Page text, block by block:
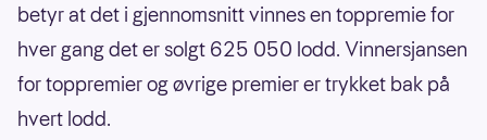
betyr at det i gjennomsnitt vinnes en toppremie for
hver gang det er solgt 625 050 lodd. Vinnersjansen
for toppremier og øvrige premier er trykket bak på
hvert lodd.